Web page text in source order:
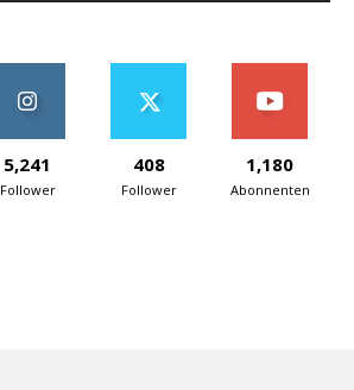
5,241
Follower
408
Follower
1,180
Abonnenten